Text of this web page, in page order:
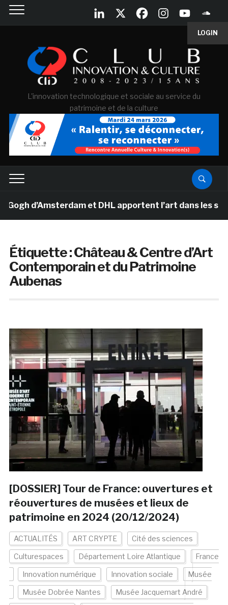
LOGIN
L'innovation technologique et sociale au service du
patrimoine et de la culture
d’Amsterdam et DHL apportent l’art dans les salles
Étiquette :Château & Centre d’Art
Contemporain et du Patrimoine
Aubenas
[DOSSIER] Tour de France: ouvertures et
réouvertures de musées et lieux de
patrimoine en 2024 (20/12/2024)
ACTUALITÉS ART CRYPTE Cité des sciences
Culturespaces Département Loire Atlantique France
Innovation numérique Innovation sociale Musée
Musée Dobrée Nantes Musée Jacquemart André